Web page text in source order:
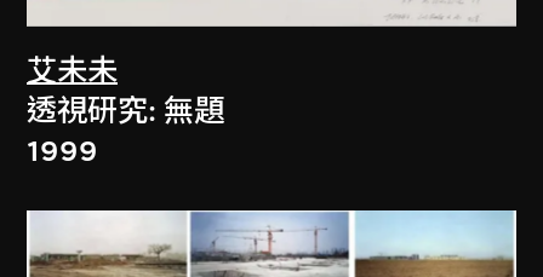
艾未未
透視研究: 無題
1999